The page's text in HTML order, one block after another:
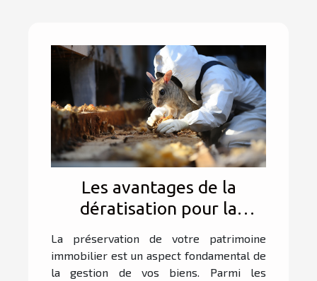
Les avantages de la
dératisation pour la
préservation de votre
patrimoine immobilier
La préservation de votre patrimoine
immobilier est un aspect fondamental de
la gestion de vos biens. Parmi les